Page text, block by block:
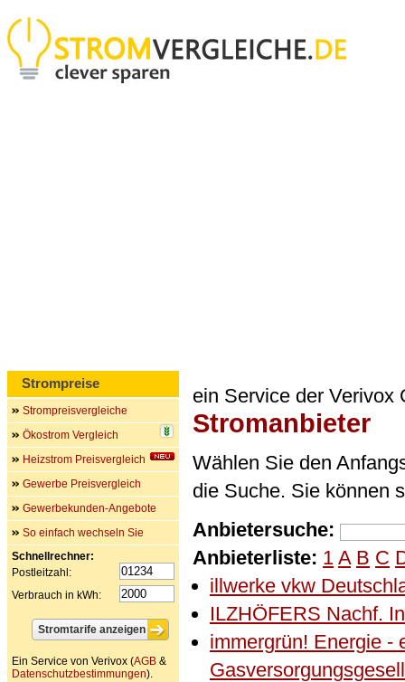
ein Service der Verivox
Stromanbieter
Wählen Sie den
die Suche. Sie können
Anbietersuche:
Anbieterliste: 1 A B C
illwerke vkw
ILZHÖFERS Nachf.
immergrün! Energie -
Strompreise
Strompreisvergleiche
Ökostrom Vergleich
Heizstrom Preisvergleich
Gewerbe Preisvergleich
Gewerbekunden-Angebote
So einfach wechseln Sie
Schnellrechner:
Postleitzahl:
Verbrauch in kWh:
Ein Service von Verivox (AGB &
Datenschutzbestimmungen).